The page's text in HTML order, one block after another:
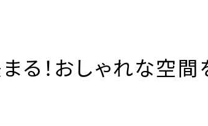
る！おしゃれな空間